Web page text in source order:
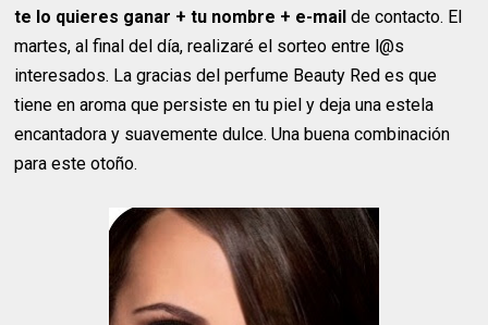
te lo quieres ganar + tu nombre + e-mailde contacto. El
martes, al final del día, realizaré el sorteo entre l@s
interesados. La gracias del perfume Beauty Red es que
tiene en aroma que persiste en tu piel y deja una estela
encantadora y suavemente dulce. Una buena combinación
para este otoño.